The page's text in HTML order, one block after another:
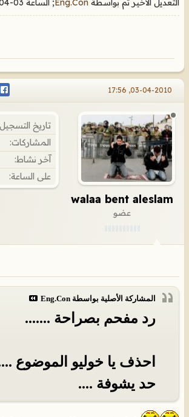
التعديل الأخير تم بواسطة Eng.Con ; الساعة 03-04-2010, 20:38
03-04-2010, 17:56
walaa bent aleslam
عضو
تاريخ
المشاركات:
آخر نشاط:
على الساعة:
المشاركة الأصلية بواسطة Eng.Con
رد مفحم بصراحة .......
احذف يا خوليو الموضوع
حد يشوفة ....